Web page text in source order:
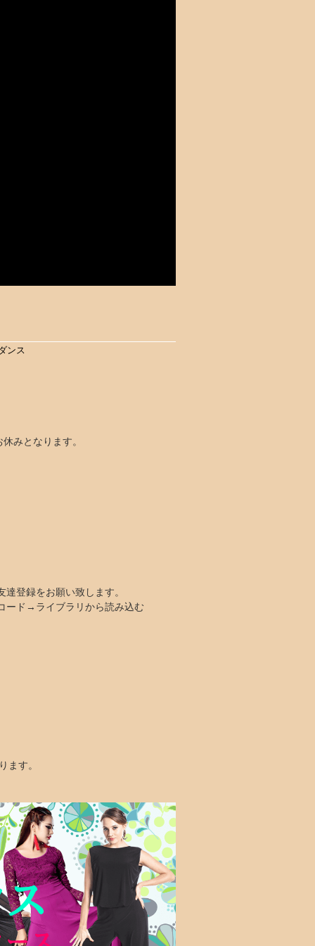
ンス
みとなります。
登録をお願い致します。
ード→ライブラリから読み込む
ます。